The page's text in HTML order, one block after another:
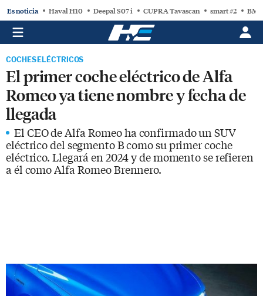
Es noticia Haval H10 Deepal S07 i CUPRA Tavascan smart #2
COCHES ELÉCTRICOS
El primer coche eléctrico de Alfa
Romeo ya tiene nombre y fecha de
llegada
El CEO de Alfa Romeo ha confirmado un SUV
eléctrico del segmento B como su primer coche
eléctrico. Llegará en 2024 y de momento se refieren
a él como Alfa Romeo Brennero.